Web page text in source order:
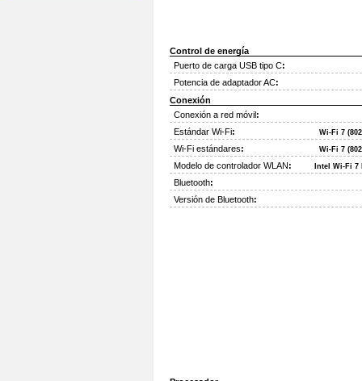
Control de energía
Puerto de carga USB tipo C:
Potencia de adaptador AC:
Conexión
Conexión a red móvil:
Estándar Wi-Fi: Wi-Fi 7
Wi-Fi estándares: Wi-Fi 7
Modelo de controlador WLAN: Intel Wi-Fi 7
Bluetooth:
Versión de Bluetooth: